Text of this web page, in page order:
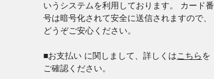
いうシステムを利用しております。 カード番
号は暗号化されて安全に送信されますので、
どうぞご安心ください。
■​​​​​​​お支払い に関しまして、詳しくはこちらを
ご確認ください。